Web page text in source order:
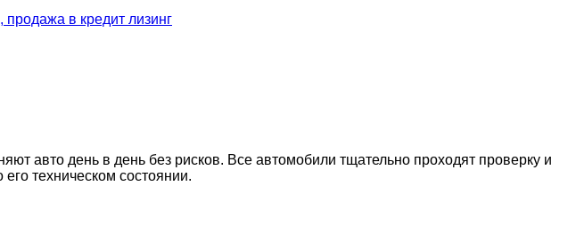
авто день в день без рисков. Все автомобили тщательно проходят проверку и
техническом состоянии.